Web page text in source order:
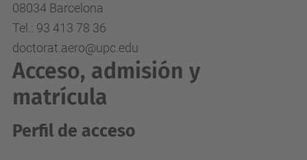
08034 Barcelona
Tel.: 93 413 78 36
doctorat.aero@upc.edu
Acceso, admisión y
matrícula
Perfil de acceso